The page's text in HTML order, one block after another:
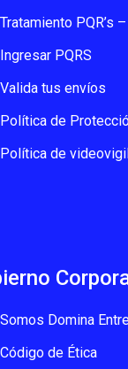
Tratamiento PQR’s
Ingresar PQRS
Valida tus envíos
Política de
Política de
Somos Domina
Código de Ética